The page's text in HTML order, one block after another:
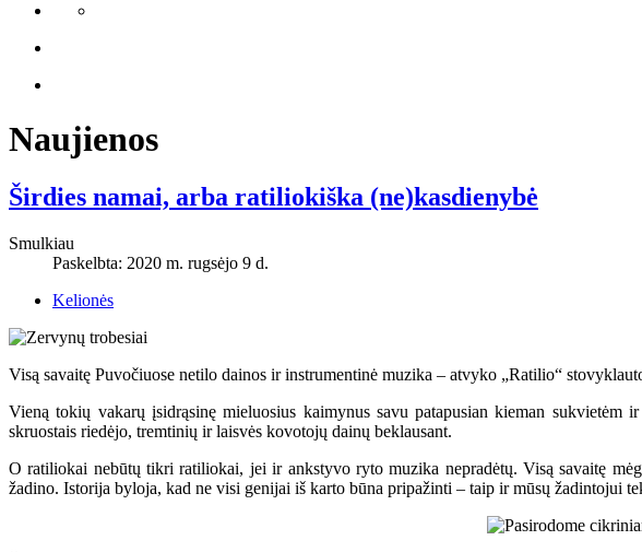
Naujienos
Širdies namai, arba ratiliokiška (ne)kasdienybė
Smulkiau
Paskelbta: 2020 m. rugsėjo 9 d.
Kelionės
Visą savaitę Puvočiuose netilo dainos ir instrumentinė muzika – atvyko „Ratilio“
Vieną tokių vakarų įsidrąsinę mieluosius kaimynus savu patapusian kieman
skruostais riedėjo, tremtinių ir laisvės kovotojų dainų beklausant.
O ratiliokai nebūtų tikri ratiliokai, jei ir ankstyvo ryto muzika nepradėtų. Visą savaitę
žadino. Istorija byloja, kad ne visi genijai iš karto būna pripažinti – taip ir mūsų žadintojui